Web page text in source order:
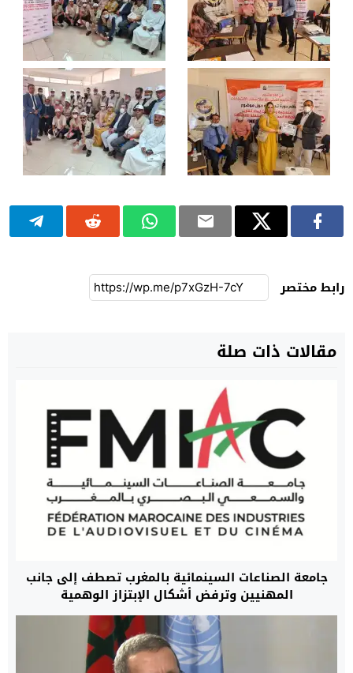
رابط مختصر
مقالات ذات صلة
جامعة الصناعات السينمائية بالمغرب تصطف إلى جانب
المهنيين وترفض أشكال الإبتزاز الوهمية